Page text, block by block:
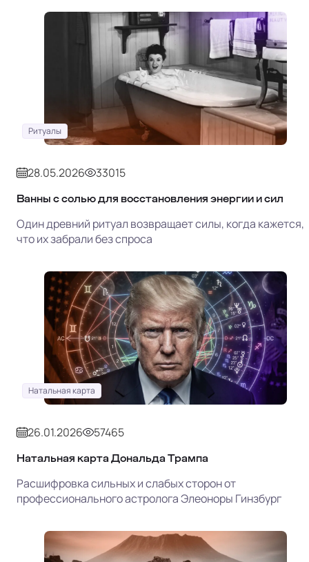
Ритуалы
28.05.2026 33015
Ванны с солью для восстановления энергии и сил
Один древний ритуал возвращает силы, когда кажется,
что их забрали без спроса
Натальная карта
26.01.2026 57465
Натальная карта Дональда Трампа
Расшифровка сильных и слабых сторон от
профессионального астролога Элеоноры Гинзбург